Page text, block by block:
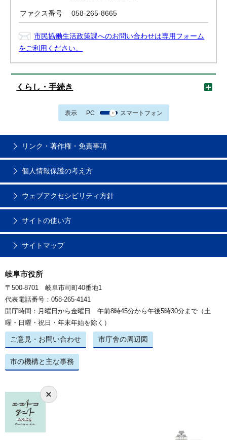
ファクス番号 058-265-8665
市民協働生活政策課へのお問い合わせは専用フォーム
をご利用ください。
くらし・手続き
表示 PC スマートフォン
リンク・著作権・免責事項
個人情報保護の考え方
ウェブアクセシビリティ方針
サイトの使い方
サイトマップ
岐阜市役所
〒500-8701 岐阜市司町40番地1
代表電話番号：058-265-4141
開庁時間：月曜日から金曜日 午前8時45分から午後5時30分まで（土
曜・日曜・祝日・年末年始を除く）
ご意見・お問い合わせ 市庁舎の周辺図
市の機構と主な事務